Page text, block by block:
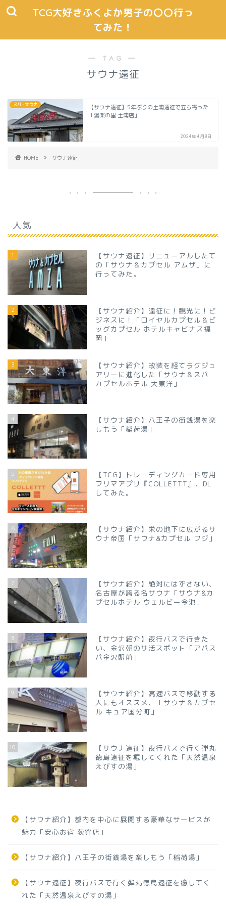
TCG大好きふくよか男子の〇〇行っ
てみた！
― TAG ―
サウナ遠征
スパ・サウナ
【サウナ遠征】5年ぶりの土浦遠征で立ち寄った
「湯楽の里 土浦店」
2024年4月8日
HOME サウナ遠征
人気
1
【サウナ遠征】リニューアルしたて
の「サウナ＆カプセル アムザ」に
行ってみた。
2
【サウナ紹介】遠征に！観光に！ビ
ジネスに！「ロイヤルカプセル＆ビ
ッグカプセル ホテルキャビナス福
岡」
3
【サウナ紹介】改装を経てラグジュ
アリーに進化した「サウナ＆スパ
カプセルホテル 大東洋」
4
【サウナ紹介】八王子の街銭湯を楽
しもう「稲荷湯」
5
【TCG】トレーディングカード専用
フリマアプリ『COLLETTT』、DL
してみた。
6
【サウナ紹介】栄の地下に広がるサ
ウナ帝国「サウナ&カプセル フジ」
7
【サウナ紹介】絶対にはずさない、
名古屋が誇る名サウナ「サウナ&カ
プセルホテル ウェルビー今池」
8
【サウナ紹介】夜行バスで行きた
い、金沢朝のサ活スポット「アパス
パ金沢駅前」
9
【サウナ紹介】高速バスで移動する
人にもオススメ、「サウナ＆カプセ
ル キュア国分町」
10
【サウナ遠征】夜行バスで行く弾丸
徳島遠征を癒してくれた「天然温泉
えびすの湯」
【サウナ紹介】都内を中心に展開する豪華なサービスが
魅力「安心お宿 荻窪店」
【サウナ紹介】八王子の街銭湯を楽しもう「稲荷湯」
【サウナ遠征】夜行バスで行く弾丸徳島遠征を癒してく
れた「天然温泉えびすの湯」